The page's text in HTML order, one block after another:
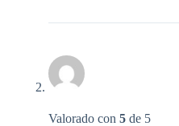
Valorado con 5 de 5